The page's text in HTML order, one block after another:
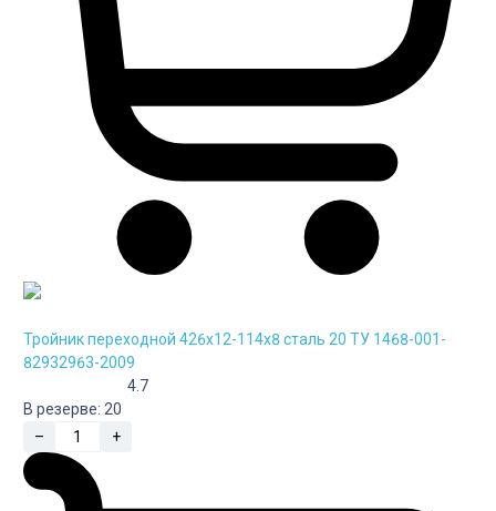
Тройник переходной 426х12-114х8 сталь 20 ТУ 1468-001-
82932963-2009
4.7
В резерве: 20
–
+